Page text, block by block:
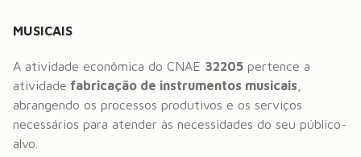
MUSICAIS
A atividade econômica do CNAE 32205 pertence a
atividade fabricação de instrumentos musicais
abrangendo os processos produtivos e os serviços
necessários para atender às necessidades do seu público-
alvo.